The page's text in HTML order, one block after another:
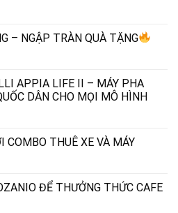
– NGẬP TRÀN QUÀ TẶNG
APPIA LIFE II – MÁY PHA
DÂN CHO MỌI MÔ HÌNH
COMBO THUÊ XE VÀ MÁY
ĐỂ THƯỞNG THỨC CAFE